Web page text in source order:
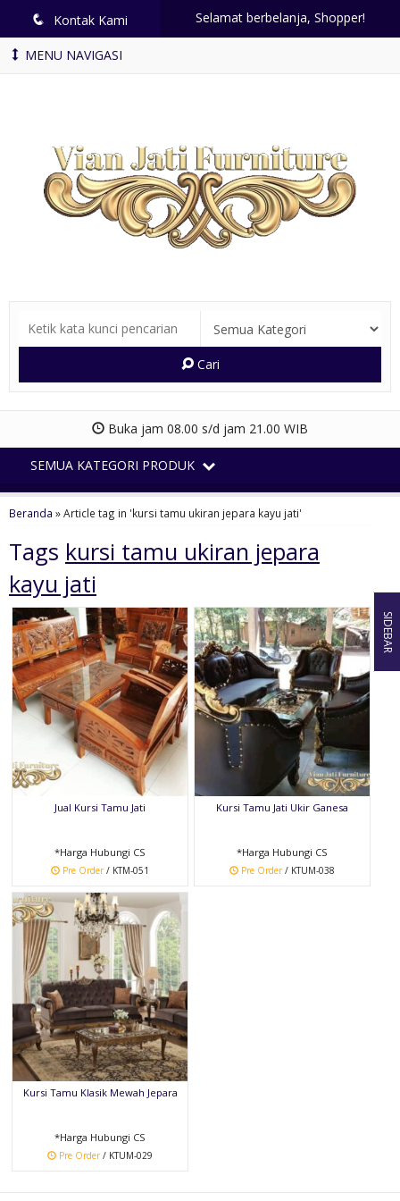
q Kontak Kami Selamat berbelanja, Shopper!
MENU NAVIGASI
Cari
Buka jam 08.00 s/d jam 21.00 WIB
SEMUA KATEGORI PRODUK
Beranda »Article tag in 'kursi tamu ukiran jepara kayu jati'
Tags kursi tamu ukiran jepara
kayu jati
Jual Kursi Tamu Jati
*Harga Hubungi CS
Pre Order/ KTM-051
Kursi Tamu Jati Ukir Ganesa
*Harga Hubungi CS
Pre Order/ KTUM-038
Kursi Tamu Klasik Mewah Jepara
*Harga Hubungi CS
Pre Order/ KTUM-029
SIDEBAR